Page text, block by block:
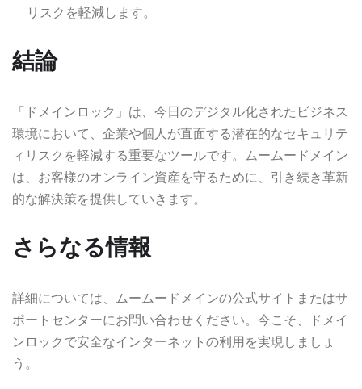
リスクを軽減します。
結論
「ドメインロック」は、今日のデジタル化されたビジネス
環境において、企業や個人が直面する潜在的なセキュリテ
ィリスクを軽減する重要なツールです。ムームードメイン
は、お客様のオンライン資産を守るために、引き続き革新
的な解決策を提供していきます。
さらなる情報
詳細については、ムームードメインの公式サイトまたはサ
ポートセンターにお問い合わせください。今こそ、ドメイ
ンロックで安全なインターネットの利用を実現しましょ
う。